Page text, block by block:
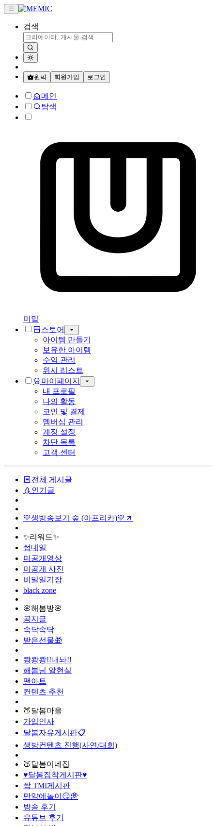
검색
원픽 회원가입 로그인
메인
탐색
미밐
스토어
아이템 만들기
보유한 아이템
수익 관리
위시 리스트
마이페이지
내 프로필
나의 활동
코인 및 결제
멤버십 관리
계정 설정
차단 목록
고객 센터
전체 게시글
인기글
💙생방송보기 숲 (아프리카)💙
✨리워드✨
썸네일
미공개영상
미공개 사진
비밀일기장
black zone
🌸해봄방🌸
공지글
속닥속닥
받은선물🎁
쾅쾅쾅!!내놔!!
해봄님 알현실
팬아트
컨텐츠 추천
🍑달봄마을
가입인사
달봄자유게시판📋
생방컨텐츠 진행(사연/대회)
🍑달봄이네집
♥달봄집착게시판♥
쌉 TMI게시판
만약에놀이😏💭
방송 후기
유튜브 후기